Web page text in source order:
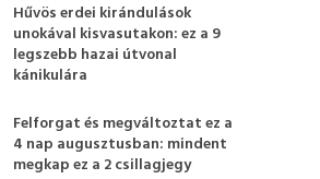
Hűvös erdei kirándulások
unokával kisvasutakon: ez a 9
legszebb hazai útvonal
kánikulára
Felforgat és megváltoztat ez a
4 nap augusztusban: mindent
megkap ez a 2 csillagjegy